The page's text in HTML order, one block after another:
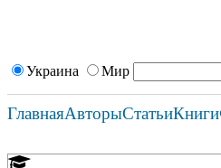
Украина Мир
ГлавнаяАвторыСтатьиКниги